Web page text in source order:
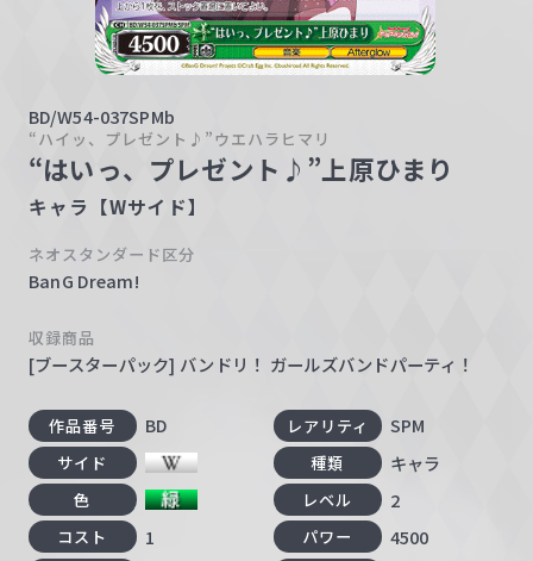
BD/W54-037SPMb
“ハイッ、プレゼント♪”ウエハラヒマリ
“はいっ、プレゼント♪”上原ひまり
キャラ【Wサイド】
ネオスタンダード区分
BanG Dream!
収録商品
[ブースターパック] バンドリ！ ガールズバンドパーティ！
作品番号 BD レアリティ SPM
サイド 種類 キャラ
色 レベル 2
コスト 1 パワー 4500